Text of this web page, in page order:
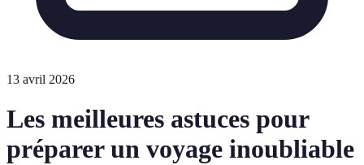
13 avril 2026
Les meilleures astuces pour
préparer un voyage inoubliable